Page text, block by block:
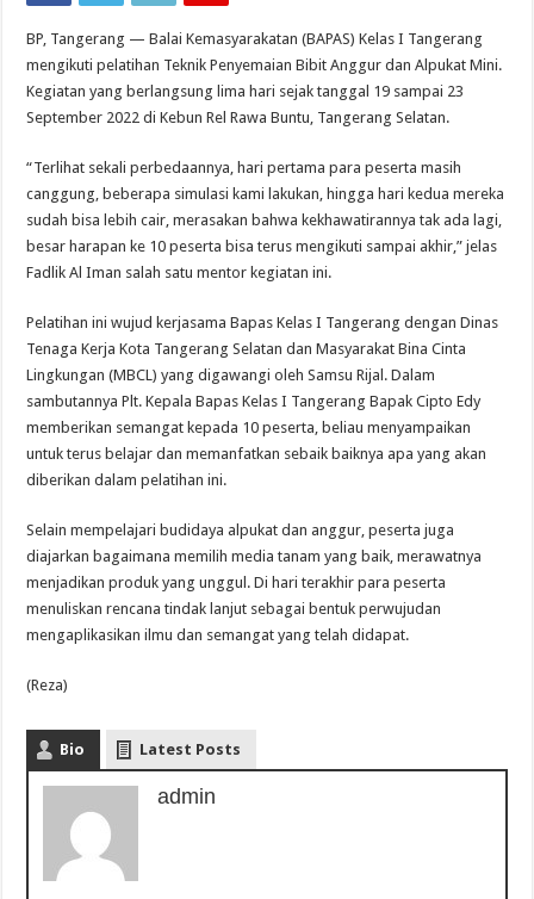
BP, Tangerang — Balai Kemasyarakatan (BAPAS) Kelas I Tangerang
mengikuti pelatihan Teknik Penyemaian Bibit Anggur dan Alpukat Mini.
Kegiatan yang berlangsung lima hari sejak tanggal 19 sampai 23
September 2022 di Kebun Rel Rawa Buntu, Tangerang Selatan.
“Terlihat sekali perbedaannya, hari pertama para peserta masih
canggung, beberapa simulasi kami lakukan, hingga hari kedua mereka
sudah bisa lebih cair, merasakan bahwa kekhawatirannya tak ada lagi,
besar harapan ke 10 peserta bisa terus mengikuti sampai akhir,” jelas
Fadlik Al Iman salah satu mentor kegiatan ini.
Pelatihan ini wujud kerjasama Bapas Kelas I Tangerang dengan Dinas
Tenaga Kerja Kota Tangerang Selatan dan Masyarakat Bina Cinta
Lingkungan (MBCL) yang digawangi oleh Samsu Rijal. Dalam
sambutannya Plt. Kepala Bapas Kelas I Tangerang Bapak Cipto Edy
memberikan semangat kepada 10 peserta, beliau menyampaikan
untuk terus belajar dan memanfatkan sebaik baiknya apa yang akan
diberikan dalam pelatihan ini.
Selain mempelajari budidaya alpukat dan anggur, peserta juga
diajarkan bagaimana memilih media tanam yang baik, merawatnya
menjadikan produk yang unggul. Di hari terakhir para peserta
menuliskan rencana tindak lanjut sebagai bentuk perwujudan
mengaplikasikan ilmu dan semangat yang telah didapat.
(Reza)
Bio Latest Posts
admin